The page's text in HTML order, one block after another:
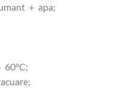
＋ apa;
60°C;